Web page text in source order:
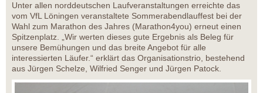
Unter allen norddeutschen Laufveranstaltungen erreichte das
vom VfL Löningen veranstaltete Sommerabendlauffest bei der
Wahl zum Marathon des Jahres (Marathon4you) erneut einen
Spitzenplatz. „Wir werten dieses gute Ergebnis als Beleg für
unsere Bemühungen und das breite Angebot für alle
interessierten Läufer.“ erklärt das Organisationstrio, bestehend
aus Jürgen Schelze, Wilfried Senger und Jürgen Patock.